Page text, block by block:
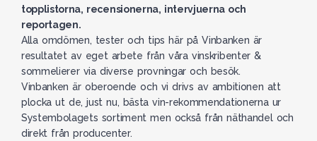
topplistorna, recensionerna, intervjuerna och
reportagen.
Alla omdömen, tester och tips här på Vinbanken är
resultatet av eget arbete från våra vinskribenter &
sommelierer via diverse provningar och besök.
Vinbanken är oberoende och vi drivs av ambitionen att
plocka ut de, just nu, bästa vin-rekommendationerna ur
Systembolagets sortiment men också från näthandel och
direkt från producenter.